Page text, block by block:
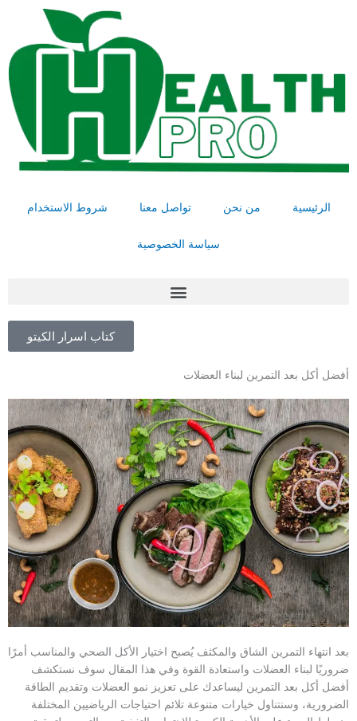
الرئيسية من نحن تواصل معنا شروط الاستخدام
سياسة الخصوصية
Menu
كتاب اسرار الكيتو
أفضل أكل بعد التمرين لبناء العضلات
بعد انتهاء التمرين الشاق والمكثف يُصبح اختيار الأكل الصحي والمناسب أمرًا
ضروريًا لبناء العضلات واستعادة القوة وفي هذا المقال سوف نستكشف
أفضل أكل بعد التمرين ليساعدك على تعزيز نمو العضلات وتقديم الطاقة
الضرورية، وسنتناول خيارات متنوعة تلائم احتياجات الرياضيين المختلفة